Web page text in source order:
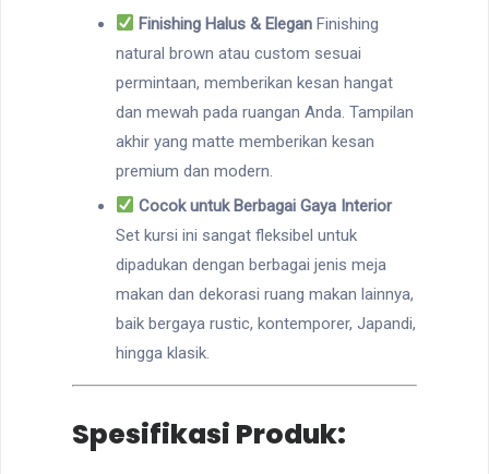
Finishing Halus & Elegan Finishing
natural brown atau custom sesuai
permintaan, memberikan kesan hangat
dan mewah pada ruangan Anda. Tampilan
akhir yang matte memberikan kesan
premium dan modern.
Cocok untuk Berbagai Gaya Interior
Set kursi ini sangat fleksibel untuk
dipadukan dengan berbagai jenis meja
makan dan dekorasi ruang makan lainnya,
baik bergaya rustic, kontemporer, Japandi,
hingga klasik.
Spesifikasi Produk: